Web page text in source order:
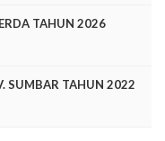
TAHUN 2026
SUMBAR TAHUN 2022